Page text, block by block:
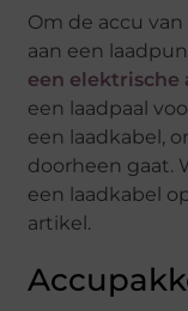
Om de accu
aan een
een elektrische
een laadpaal
een laadkabel,
doorheen gaat.
een laadkabel
artikel.